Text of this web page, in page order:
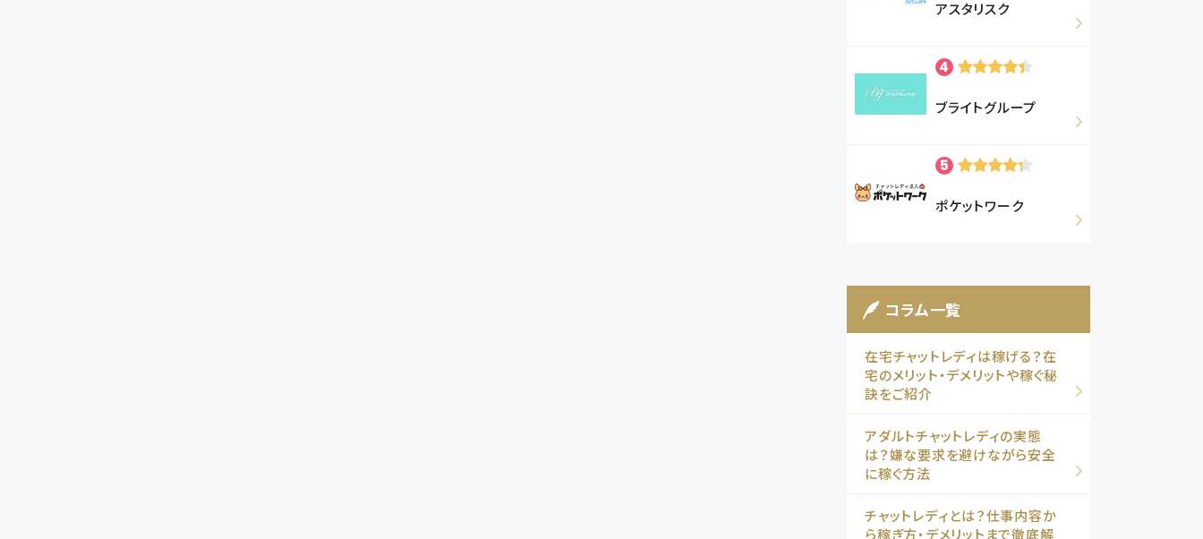
アスタリスク
ブライトグループ
ポケットワーク
コラム一覧
在宅チャットレディは稼げる？在
宅のメリット・デメリットや稼ぐ秘
訣をご紹介
アダルトチャットレディの実態
は？嫌な要求を避けながら安全
に稼ぐ方法
チャットレディとは？仕事内容か
ら稼ぎ方・デメリットまで徹底解